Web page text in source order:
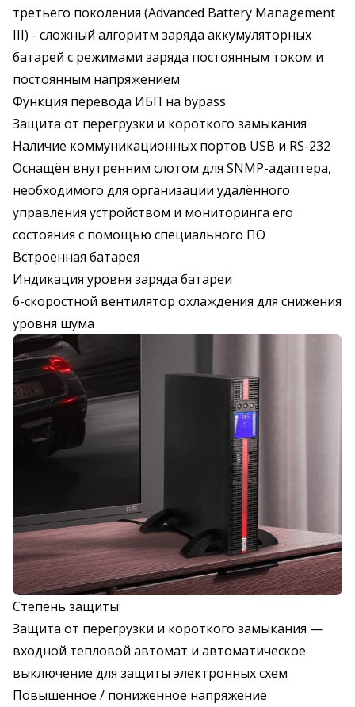
третьего поколения (Advanced Battery Management
III) - сложный алгоритм заряда аккумуляторных
батарей с режимами заряда постоянным током и
постоянным напряжением
Функция перевода ИБП на bypass
Защита от перегрузки и короткого замыкания
Наличие коммуникационных портов USB и RS-232
Оснащён внутренним слотом для SNMP-адаптера,
необходимого для организации удалённого
управления устройством и мониторинга его
состояния с помощью специального ПО
Встроенная батарея
Индикация уровня заряда батареи
6-скоростной вентилятор охлаждения для снижения
уровня шума
Степень защиты:
Защита от перегрузки и короткого замыкания —
входной тепловой автомат и автоматическое
выключение для защиты электронных схем
Повышенное / пониженное напряжение